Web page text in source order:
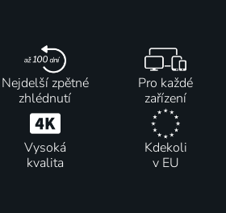
Nejdelší zpětné
zhlédnutí
Pro každé
zařízení
Vysoká
kvalita
Kdekoli
v EU